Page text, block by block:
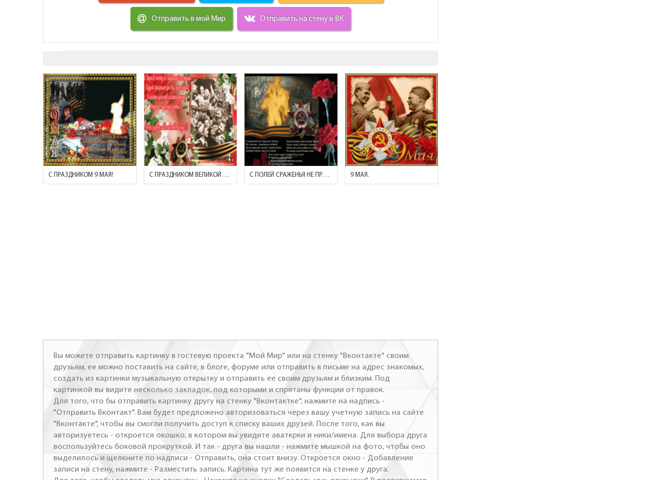
Отправить в мой Мир Отправить на стену в ВК
С ПРАЗДНИКОМ 9 МАЯ! С ПРАЗДНИКОМ ВЕЛИКОЙ ПОБЕДЫ! С ПОЛЕЙ СРАЖЕНЬЯ НЕ ПРИШЛИ СОЛДАТЫ, ИХ НЕ УБИЛА В ПАМЯТИ ВОЙНА! 9 МАЯ.
Вы можете отправить картинку в гостевую проекта "Мой Мир" или на стенку "Вконтакте" своим
друзьям, ее можно поставить на сайте, в блоге, форуме или отправить в письме на адрес знакомых,
создать из картинки музыкальную открытку и отправить ее своим друзьям и близким. Под
картинкой вы видите несколько закладок, под которыми и спрятаны функции от правок.
Для того, что бы отправить картинку другу на стенку "Вконтактке", нажмите на надпись -
"Отправить Вконтакт". Вам будет предложено авторизоваться через вашу учетную запись на сайте
"Вконтакте", чтобы вы смогли получить доступ к списку ваших друзей. После того, как вы
авторизуетесь - откроется окошко, в котором вы увидите аваткрки и ники/имена. Для выбора друга
воспользуйтесь боковой прокруткой. И так - друга вы нашли - нажмите мышкой на фото, чтобы оно
выделилось и щелкните по надписи - Отправить, она стоит внизу. Откроется окно - Добавление
записи на стену, нажмите - Разместить запись. Картина тут же появится на стенке у друга.